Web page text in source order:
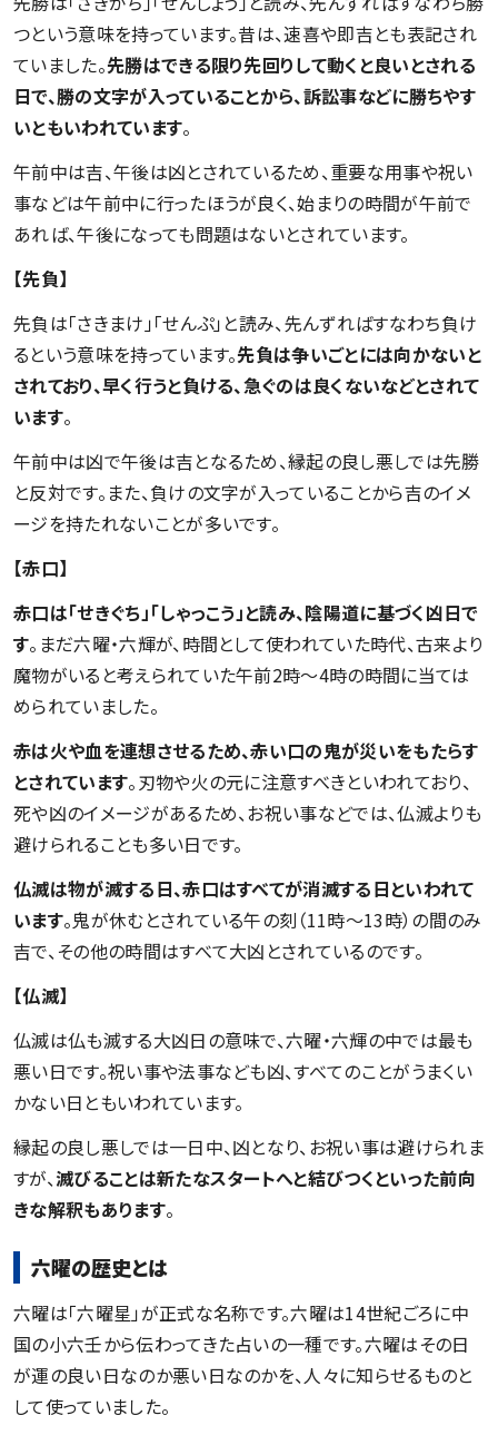
つという意味を持っています。昔は、速喜や即吉とも表記され
ていました。先勝はできる限り先回りして動くと良いとされる
日で、勝の文字が入っていることから、訴訟事などに勝ちやす
いともいわれています。
午前中は吉、午後は凶とされているため、重要な用事や祝い
事などは午前中に行ったほうが良く、始まりの時間が午前で
あれば、午後になっても問題はないとされています。
【先負】
先負は「さきまけ」「せんぷ」と読み、先んずればすなわち負け
るという意味を持っています。先負は争いごとには向かないと
されており、早く行うと負ける、急ぐのは良くないなどとされて
います。
午前中は凶で午後は吉となるため、縁起の良し悪しでは先勝
と反対です。また、負けの文字が入っていることから吉のイメ
ージを持たれないことが多いです。
【赤口】
赤口は「せきぐち」「しゃっこう」と読み、陰陽道に基づく凶日で
す。まだ六曜・六輝が、時間として使われていた時代、古来より
魔物がいると考えられていた午前2時〜4時の時間に当ては
められていました。
赤は火や血を連想させるため、赤い口の鬼が災いをもたらす
とされています。刃物や火の元に注意すべきといわれており、
死や凶のイメージがあるため、お祝い事などでは、仏滅よりも
避けられることも多い日です。
仏滅は物が滅する日、赤口はすべてが消滅する日といわれて
います。鬼が休むとされている午の刻（11時〜13時）の間のみ
吉で、その他の時間はすべて大凶とされているのです。
【仏滅】
仏滅は仏も滅する大凶日の意味で、六曜・六輝の中では最も
悪い日です。祝い事や法事なども凶、すべてのことがうまくい
かない日ともいわれています。
縁起の良し悪しでは一日中、凶となり、お祝い事は避けられま
すが、滅びることは新たなスタートへと結びつくといった前向
きな解釈もあります。
六曜の歴史とは
六曜は「六曜星」が正式な名称です。六曜は14世紀ごろに中
国の小六壬から伝わってきた占いの一種です。六曜はその日
が運の良い日なのか悪い日なのかを、人々に知らせるものと
して使っていました。